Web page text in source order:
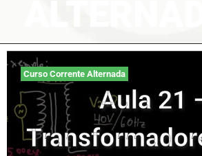
Curso Corrente Alternada
Aula 21